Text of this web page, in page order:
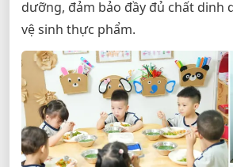
dưỡng, đảm bảo đầy đủ chất dinh
vệ sinh thực phẩm.